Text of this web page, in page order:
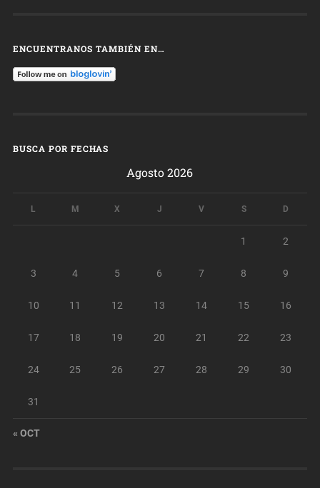
ENCUENTRANOS TAMBIÉN EN…
BUSCA POR FECHAS
Agosto 2026
L M X J V S D
1 2
3 4 5 6 7 8 9
10 11 12 13 14 15 16
17 18 19 20 21 22 23
24 25 26 27 28 29 30
31
« OCT